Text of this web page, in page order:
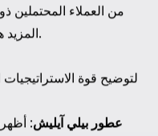
العروض المنتجات
يمكن أن يجذب الشرائح